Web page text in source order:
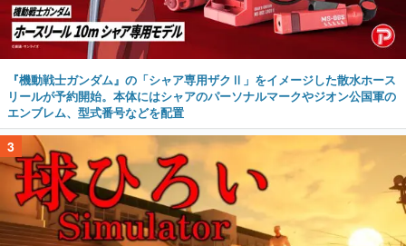
『機動戦士ガンダム』の「シャア専用ザクⅡ」をイメージした散水ホース
リールが予約開始。本体にはシャアのパーソナルマークやジオン公国軍の
エンブレム、型式番号などを配置
3